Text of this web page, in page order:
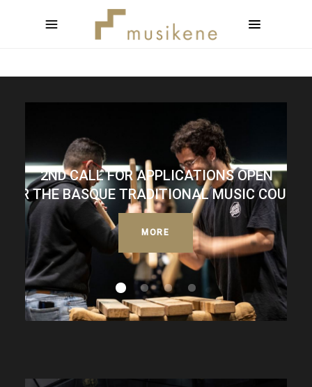
2ND CALL FOR APPLICATIONS OPEN
FOR THE BASQUE TRADITIONAL MUSIC COURSE
MORE